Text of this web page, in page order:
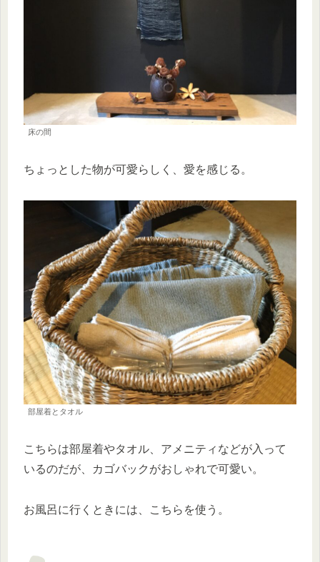
床の間
ちょっとした物が可愛らしく、愛を感じる。
部屋着とタオル
こちらは部屋着やタオル、アメニティなどが入って
いるのだが、カゴバックがおしゃれで可愛い。
お風呂に行くときには、こちらを使う。